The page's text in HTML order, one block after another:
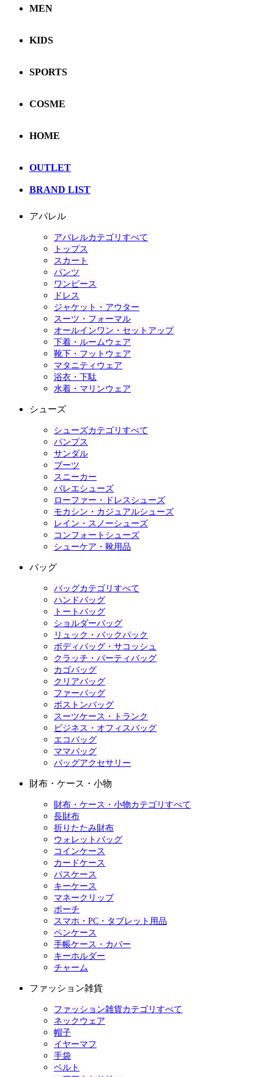
MEN
KIDS
SPORTS
COSME
HOME
OUTLET
BRAND LIST
アパレル
アパレルカテゴリすべて
トップス
スカート
パンツ
ワンピース
ドレス
ジャケット・アウター
スーツ・フォーマル
オールインワン・セットアップ
下着・ルームウェア
靴下・フットウェア
マタニティウェア
浴衣・下駄
水着・マリンウェア
シューズ
シューズカテゴリすべて
パンプス
サンダル
ブーツ
スニーカー
バレエシューズ
ローファー・ドレスシューズ
モカシン・カジュアルシューズ
レイン・スノーシューズ
コンフォートシューズ
シューケア・靴用品
バッグ
バッグカテゴリすべて
ハンドバッグ
トートバッグ
ショルダーバッグ
リュック・バックパック
ボディバッグ・サコッシュ
クラッチ・パーティバッグ
カゴバッグ
クリアバッグ
ファーバッグ
ボストンバッグ
スーツケース・トランク
ビジネス・オフィスバッグ
エコバッグ
ママバッグ
バッグアクセサリー
財布・ケース・小物
財布・ケース・小物カテゴリすべて
長財布
折りたたみ財布
ウォレットバッグ
コインケース
カードケース
パスケース
キーケース
マネークリップ
ポーチ
スマホ・PC・タブレット用品
ペンケース
手帳ケース・カバー
キーホルダー
チャーム
ファッション雑貨
ファッション雑貨カテゴリすべて
ネックウェア
帽子
イヤーマフ
手袋
ベルト